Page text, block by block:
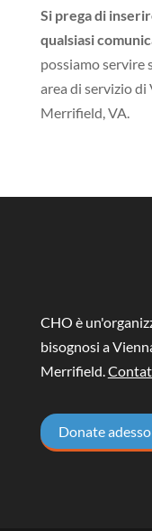
Si prega di
qualsiasi
possiamo servire
area di servizio di
Merrifield, VA.
CHO è
bisognosi a
Merrifield.
Donate